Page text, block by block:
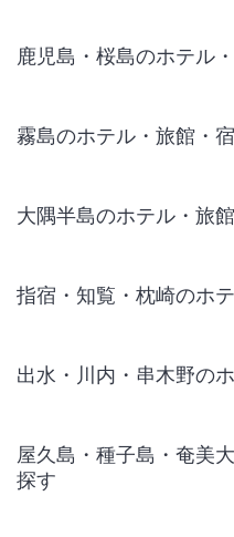
鹿児島・桜島のホテル
霧島のホテル・旅館・
大隅半島のホテル・旅
指宿・知覧・枕崎のホ
出水・川内・串木野の
屋久島・種子島・奄美
探す